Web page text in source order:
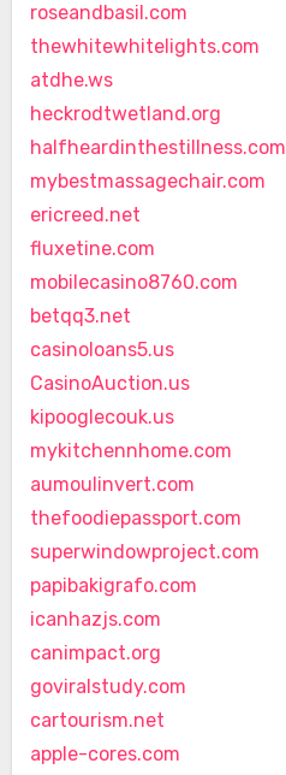
roseandbasil.com
thewhitewhitelights.com
atdhe.ws
heckrodtwetland.org
halfheardinthestillness.com
mybestmassagechair.com
ericreed.net
fluxetine.com
mobilecasino8760.com
betqq3.net
casinoloans5.us
CasinoAuction.us
kipooglecouk.us
mykitchennhome.com
aumoulinvert.com
thefoodiepassport.com
superwindowproject.com
papibakigrafo.com
icanhazjs.com
canimpact.org
goviralstudy.com
cartourism.net
apple-cores.com